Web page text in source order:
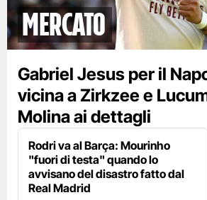
mercato
Gabriel Jesus per il
vicina a Zirkzee e
Molina ai dettagli
Rodri va al Barça: Mourinho
"fuori di testa" quando lo
avvisano del disastro fatto dal
Real Madrid